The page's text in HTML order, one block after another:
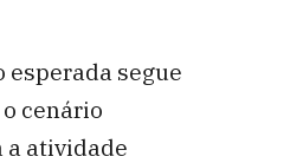
esperada segue
cenário
a atividade